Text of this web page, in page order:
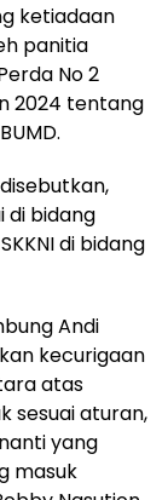
ketiadaan
panitia
No 2
2024 tentang
di bidang
di bidang
Andi
kecurigaan
atas
sesuai aturan,
yang
masuk